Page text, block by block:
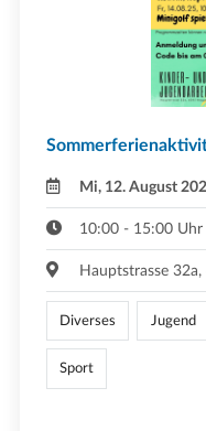
Mi, 12. August
10:00 - 15:00 Uhr
Hauptstrasse
Diverses Jugend
Sport